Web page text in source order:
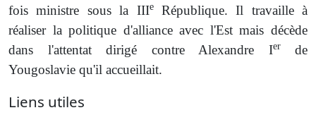
fois ministre sous la IIIeRépublique. Il travaille à
réaliser la politique d'alliance avec l'Est mais décède
dans l'attentat dirigé contre Alexandre Ierde
Yougoslavie qu'il accueillait.
Liens utiles